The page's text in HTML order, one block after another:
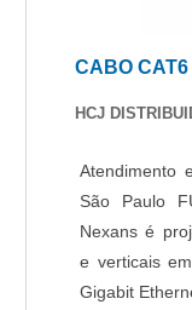
segurança
encontrar
sempre a
comodato
da
produtos e
precisão,
podem
CABO
HCJ
Atendimento
São Paulo
Nexans é
e verticais
Gigabit